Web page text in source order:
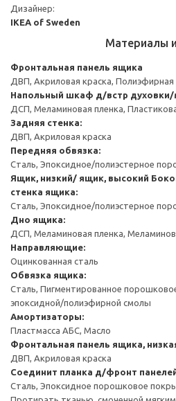
Дизайнер:
IKEA of Sweden
Материалы
Фронтальная панель ящика
ДВП, Акриловая краска, Полиэфирная
Напольный шкаф д/встр духовки/
ДСП, Меламиновая пленка,
Задняя стенка:
ДВП, Акриловая краска
Передняя обвязка:
Сталь, Эпоксидное/полиэстерное
Ящик, низкий/ ящик, высокий
стенка ящика:
Сталь, Эпоксидное/полиэстерное
Дно ящика:
ДСП, Меламиновая пленка,
Направляющие:
Оцинкованная сталь
Обвязка ящика:
Сталь, Пигментированное
эпоксидной/полиэфирной смолы
Амортизаторы:
Пластмасса АБС, Масло
Фронтальная панель ящика,
ДВП, Акриловая краска
Соединит планка д/фронт
Сталь, Эпоксидное порошковое